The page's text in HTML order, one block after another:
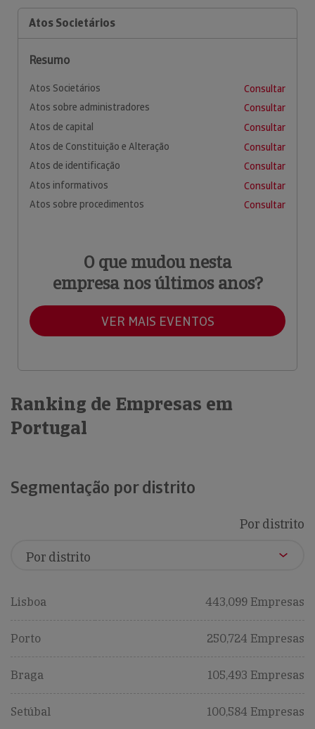
Atos Societários
Resumo
Atos Societários
Consultar
Atos sobre administradores
Consultar
Atos de capital
Consultar
Atos de Constituição e Alteração
Consultar
Atos de identificação
Consultar
Atos informativos
Consultar
Atos sobre procedimentos
Consultar
O que mudou nesta
empresa nos últimos anos?
VER MAIS EVENTOS
Ranking de Empresas em
Portugal
Segmentação por distrito
Por distrito
Lisboa 443,099 Empresas
Porto 250,724 Empresas
Braga 105,493 Empresas
Setúbal 100,584 Empresas